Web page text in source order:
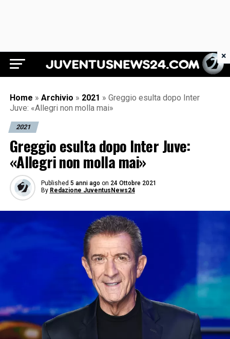
Juventus News 24
Home » Archivio » 2021 » Greggio esulta dopo Inter
Juve: «Allegri non molla mai»
2021
Greggio esulta dopo Inter Juve:
«Allegri non molla mai»
Published 5 anni ago on 24 Ottobre 2021
By Redazione JuventusNews24
×